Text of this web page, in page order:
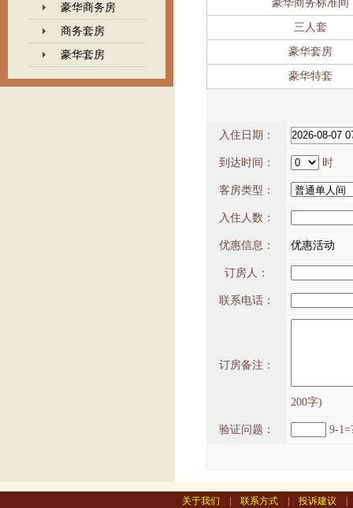
豪华商务房
商务套房
豪华套房
豪华商务标准间
三人套
豪华套房
豪华特套
入住日期：
到达时间： 时
客房类型：
入住人数：
优惠信息： 优惠活动
订房人：
联系电话：
订房备注：
200字)
验证问题： 9-
关于我们 联系方式 投诉建议